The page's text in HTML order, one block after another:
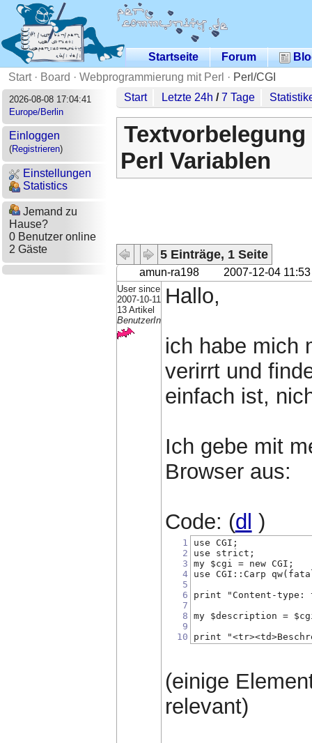
Startseite Forum
Start· Board · Webprogrammierung mit Perl · Perl/CGI
2026-08-08 17:04:41
Europe/Berlin
Einloggen
(Registrieren)
Einstellungen
Statistics
Jemand zu
Hause?
0 Benutzer online
2 Gäste
Start Letzte 24h /7 Tage
Perl Variablen
5 Einträge, 1 Seite
amun-ra198 2007-12-04 11:53
User since
2007-10-11
13 Artikel
BenutzerIn
Hallo,
ich habe mich
verirrt und
einfach ist,
Ich gebe mit
Browser aus:
Code: (dl )
1
2
3
4
5
6
7
8
9
10
use CGI;
use strict;
my $cgi = new CGI;
use CGI::Carp
print "Content-
my $description =
print
(einige
relevant)